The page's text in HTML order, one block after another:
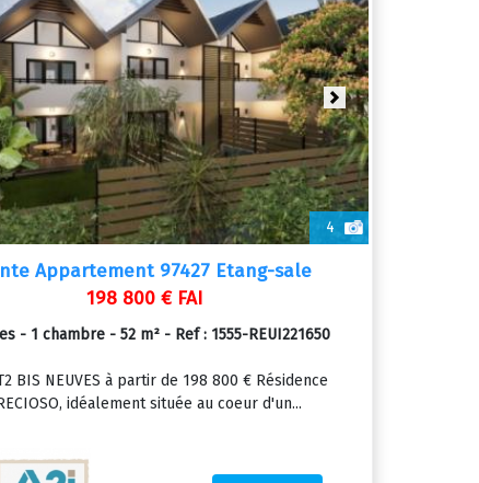
4
Next
Appartement 97427 Etang-sale
198 800 € FAI
- 1 chambre - 52 m² - Ref : 1555-REUI221650
BIS NEUVES à partir de 198 800 € Résidence
idéalement située au coeur d'un...